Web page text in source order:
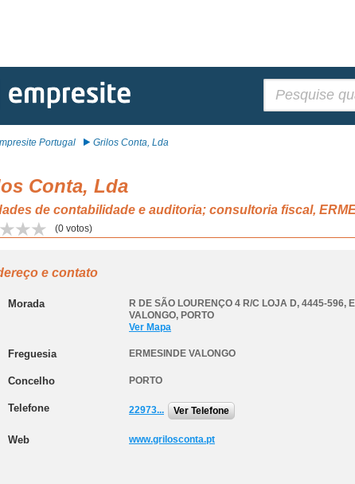
Portugal Grilos Conta, Lda
Conta, Lda
de contabilidade e auditoria; consultoria fiscal,
(0 votos)
e contato
Morada R DE SÃO LOURENÇO 4 R/C LOJA D, 4445-596,
VALONGO, PORTO
Ver Mapa
Freguesia ERMESINDE VALONGO
Concelho PORTO
Telefone 22973... Ver Telefone
Web www.grilosconta.pt